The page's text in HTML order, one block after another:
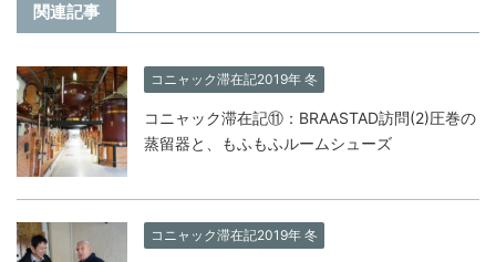
関連記事
コニャック滞在記2019年 冬
コニャック滞在記⑪：BRAASTAD訪問(2)圧巻の
蒸留器と、もふもふルームシューズ
コニャック滞在記2019年 冬